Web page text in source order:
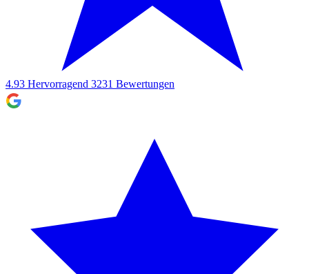
4.93 Hervorragend 3231 Bewertungen